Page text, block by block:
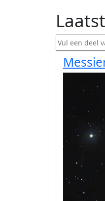
Vul een deel